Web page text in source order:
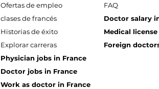
Ofertas de empleo
clases de francés
Historias de éxito
Explorar carreras
Physician jobs in France
Doctor jobs in France
Work as doctor in France
FAQ
Doctor salary
Medical
Foreign